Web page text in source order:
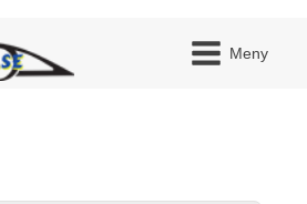
Meny